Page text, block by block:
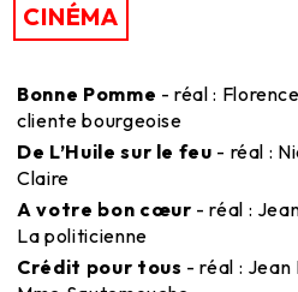
CINÉMA
Bonne Pomme - réal :
cliente bourgeoise
De L’Huile sur le feu - réal :
Claire
A votre bon cœur - réal :
La politicienne
Crédit pour tous - réal : Jean